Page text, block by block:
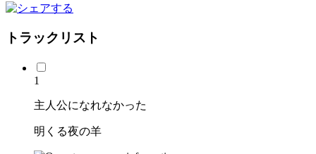
トラックリスト
1
主人公になれなかった
明くる夜の羊